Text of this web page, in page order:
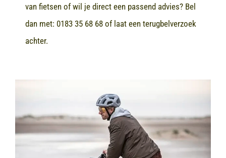
van fietsen of wil je direct een passend advies? Bel
dan met: 0183 35 68 68of laat een terugbelverzoek
achter.